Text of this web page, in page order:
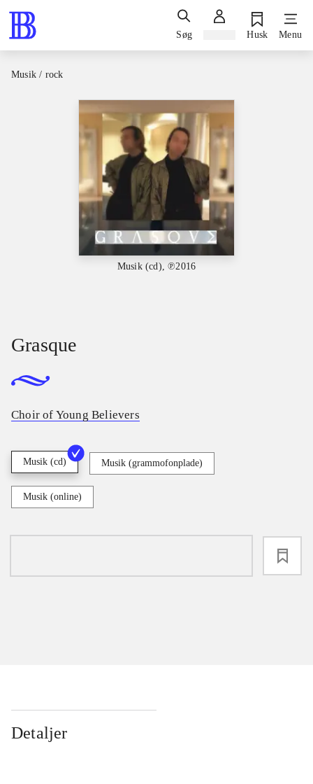
Søg Husk Menu
Musik / rock
Musik (cd), ℗2016
Grasque
Choir of Young Believers
Musik (cd) Musik (grammofonplade)
Musik (online)
Detaljer